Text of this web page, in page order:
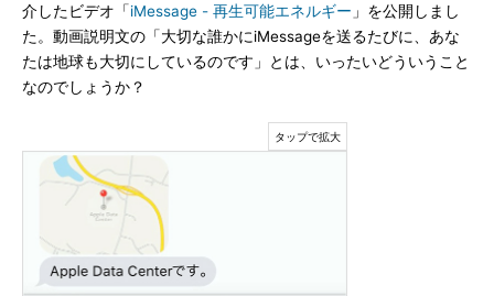
介したビデオ「iMessage - 再生可能エネルギー 」を公開しまし
た。動画説明文の「大切な誰かにiMessageを送るたびに、あな
たは地球も大切にしているのです」とは、いったいどういうこと
なのでしょうか？